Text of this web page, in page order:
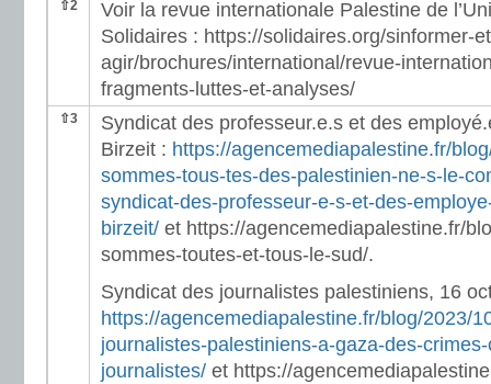
⇧2
Voir la revue internationale Palestine de
Solidaires : https://solidaires.org/sinformer-
agir/brochures/international/revue-
fragments-luttes-et-analyses/
⇧3
Syndicat des professeur.e.s et des
Birzeit : https://agencemediapalestine.fr/
sommes-tous-tes-des-palestinien-ne-s-le-
syndicat-des-professeur-e-s-et-des-
birzeit/ et https://agencemediapalestine.fr/
sommes-toutes-et-tous-le-sud/.
Syndicat des journalistes palestiniens, 16
https://agencemediapalestine.fr/blog/2023/
journalistes-palestiniens-a-gaza-des-
journalistes/ et https://